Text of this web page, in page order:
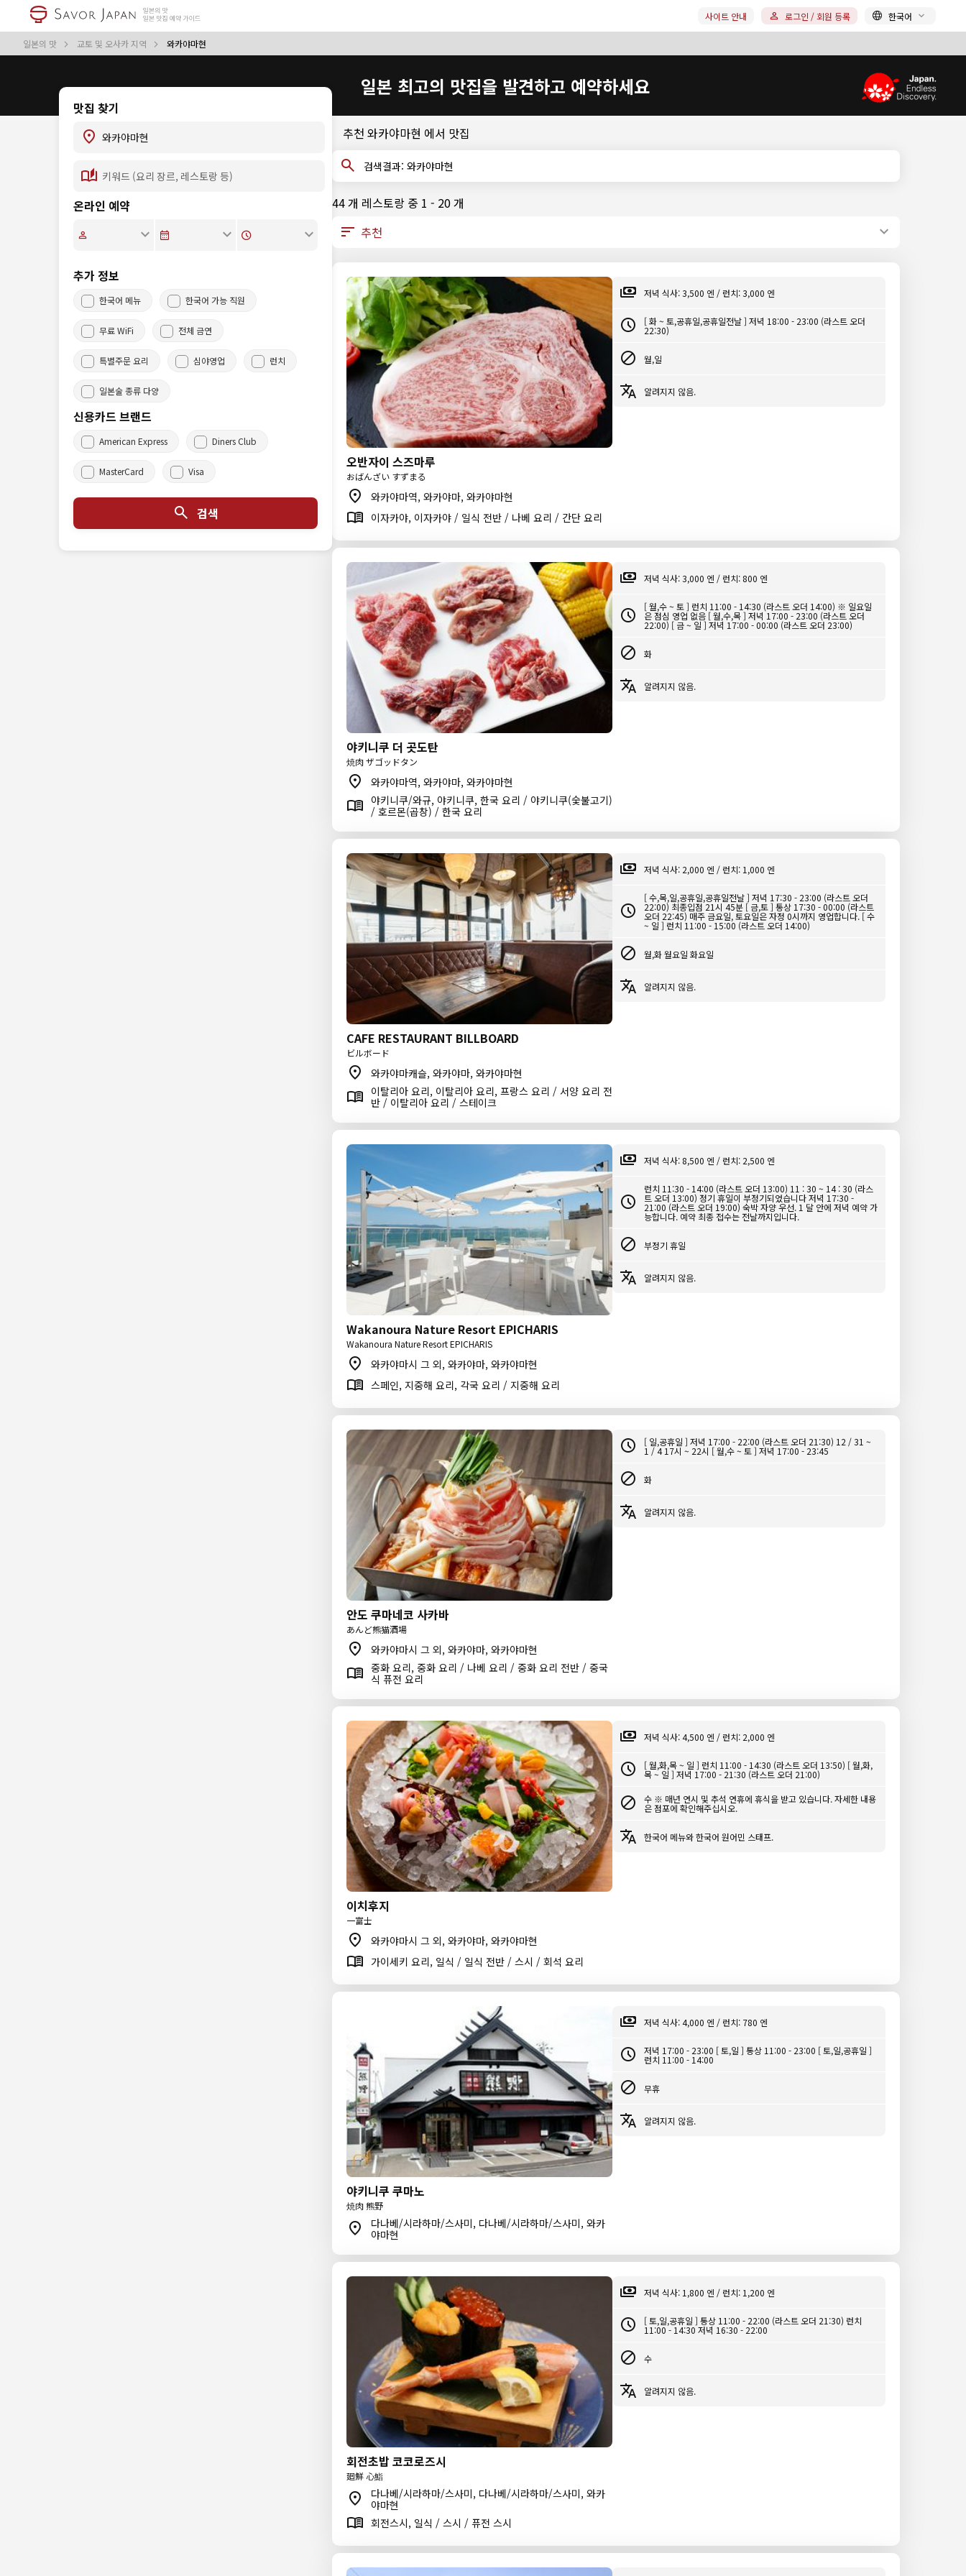
일본의 맛 교토 및 오사카 지역 와카야마현
사이트 안내 로그인 / 회원 등록 한국어
일본 최고의 맛집을 발견하고 예약하세요
맛집 찾기
온라인 예약
추가 정보
한국어 메뉴 한국어 가능 직원
무료 WiFi 전체 금연
특별주문 요리 심야영업 런치
일본술 종류 다양
신용카드 브랜드
American Express Diners Club
MasterCard Visa
검색
추천 와카야마현 에서 맛집
검색결과: 와카야마현
44 개 레스토랑 중 1 - 20 개
오반자이 스즈마루
おばんざい すずまる
와카야마역, 와카야마, 와카야마현
이자카야, 이자카야 / 일식 전반 / 나베 요리 / 간단 요리
저녁 식사: 3,500 엔 / 런치: 3,000 엔
[ 화 ~ 토,공휴일,공휴일전날 ] 저녁 18:00 - 23:00 (라스트 오더
22:30)
월,일
알려지지 않음.
야키니쿠 더 곳도탄
焼肉 ザゴッドタン
와카야마역, 와카야마, 와카야마현
야키니쿠/와규, 야키니쿠, 한국 요리 / 야키니쿠(숯불고기)
/ 호르몬(곱창) / 한국 요리
저녁 식사: 3,000 엔 / 런치: 800 엔
[ 월,수 ~ 토 ] 런치 11:00 - 14:30 (라스트 오더 14:00) ※ 일요일
은 점심 영업 없음 [ 월,수,목 ] 저녁 17:00 - 23:00 (라스트 오더
22:00) [ 금 ~ 일 ] 저녁 17:00 - 00:00 (라스트 오더 23:00)
화
알려지지 않음.
CAFE RESTAURANT BILLBOARD
ビルボード
와카야마캐슬, 와카야마, 와카야마현
이탈리아 요리, 이탈리아 요리, 프랑스 요리 / 서양 요리 전
반 / 이탈리아 요리 / 스테이크
저녁 식사: 2,000 엔 / 런치: 1,000 엔
[ 수,목,일,공휴일,공휴일전날 ] 저녁 17:30 - 23:00 (라스트 오더
22:00) 최종입점 21시 45분 [ 금,토 ] 통상 17:30 - 00:00 (라스트
오더 22:45) 매주 금요일, 토요일은 자정 0시까지 영업합니다. [ 수
~ 일 ] 런치 11:00 - 15:00 (라스트 오더 14:00)
월,화 월요일 화요일
알려지지 않음.
Wakanoura Nature Resort EPICHARIS
Wakanoura Nature Resort EPICHARIS
와카야마시 그 외, 와카야마, 와카야마현
스페인, 지중해 요리, 각국 요리 / 지중해 요리
저녁 식사: 8,500 엔 / 런치: 2,500 엔
런치 11:30 - 14:00 (라스트 오더 13:00) 11 : 30 ~ 14 : 30 (라스
트 오더 13:00) 정기 휴일이 부정기되었습니다 저녁 17:30 -
21:00 (라스트 오더 19:00) 숙박 자양 우선. 1 달 안에 저녁 예약 가
능합니다. 예약 최종 접수는 전날까지입니다.
부정기 휴일
알려지지 않음.
안도 쿠마네코 사카바
あんど熊猫酒場
와카야마시 그 외, 와카야마, 와카야마현
중화 요리, 중화 요리 / 나베 요리 / 중화 요리 전반 / 중국
식 퓨전 요리
[ 일,공휴일 ] 저녁 17:00 - 22:00 (라스트 오더 21:30) 12 / 31 ~
1 / 4 17시 ~ 22시 [ 월,수 ~ 토 ] 저녁 17:00 - 23:45
화
알려지지 않음.
이치후지
一富士
와카야마시 그 외, 와카야마, 와카야마현
가이세키 요리, 일식 / 일식 전반 / 스시 / 회석 요리
저녁 식사: 4,500 엔 / 런치: 2,000 엔
[ 월,화,목 ~ 일 ] 런치 11:00 - 14:30 (라스트 오더 13:50) [ 월,화,
목 ~ 일 ] 저녁 17:00 - 21:30 (라스트 오더 21:00)
수 ※ 매년 연시 및 추석 연휴에 휴식을 받고 있습니다. 자세한 내용
은 점포에 확인해주십시오.
한국어 메뉴와 한국어 원어민 스태프.
야키니쿠 쿠마노
焼肉 熊野
다나베/시라하마/스사미, 다나베/시라하마/스사미, 와카
야마현
저녁 식사: 4,000 엔 / 런치: 780 엔
저녁 17:00 - 23:00 [ 토,일 ] 통상 11:00 - 23:00 [ 토,일,공휴일 ]
런치 11:00 - 14:00
무휴
알려지지 않음.
회전초밥 코코로즈시
廻鮮 心鮨
다나베/시라하마/스사미, 다나베/시라하마/스사미, 와카
야마현
회전스시, 일식 / 스시 / 퓨전 스시
저녁 식사: 1,800 엔 / 런치: 1,200 엔
[ 토,일,공휴일 ] 통상 11:00 - 22:00 (라스트 오더 21:30) 런치
11:00 - 14:30 저녁 16:30 - 22:00
수
알려지지 않음.